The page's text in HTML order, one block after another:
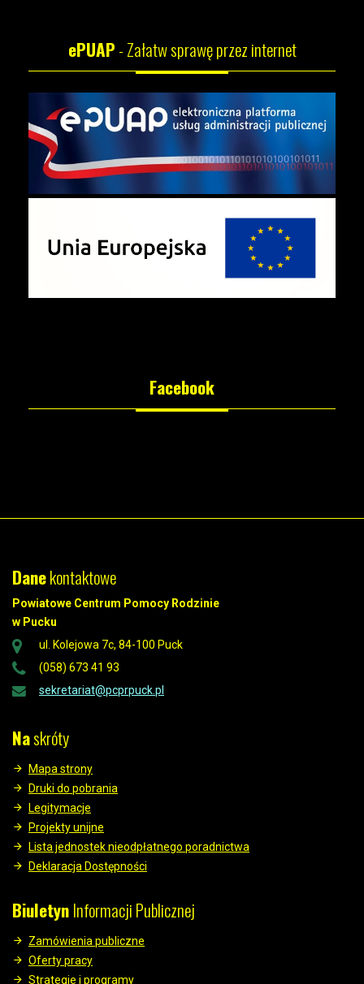
ePUAP- Załatw sprawę przez internet
Facebook
Danekontaktowe
Powiatowe Centrum Pomocy Rodzinie
w Pucku
ul. Kolejowa 7c, 84-100 Puck
(058) 673 41 93
sekretariat@pcprpuck.pl
Naskróty
Mapa strony
Druki do pobrania
Legitymacje
Projekty unijne
Lista jednostek nieodpłatnego poradnictwa
Deklaracja Dostępności
BiuletynInformacji Publicznej
Zamówienia publiczne
Oferty pracy
Strategie i programy